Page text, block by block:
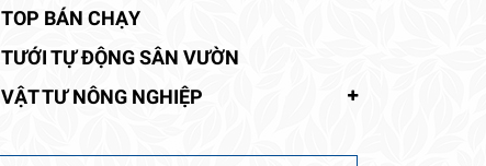
TOP BÁN CHẠY
TƯỚI TỰ ĐỘNG SÂN VƯỜN
VẬT TƯ NÔNG NGHIỆP